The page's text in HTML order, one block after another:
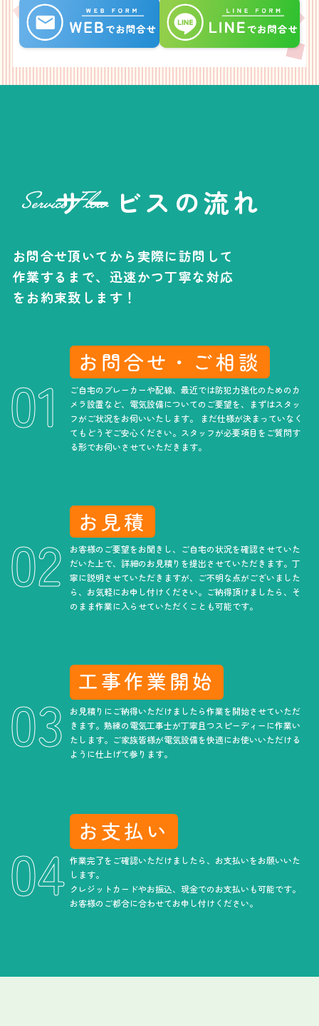
サービスの流れ
お問合せ頂いてから実際に訪問して
作業するまで、 迅速かつ丁寧な対応
をお約束致します！
お問合せ・ご相談
ご自宅のブレーカーや配線、最近では防犯力強化のためのカ
メラ設置など、電気設備についてのご要望を、まずはスタッ
フがご状況をお伺いいたします。 まだ仕様が決まっていなく
てもどうぞご安心ください。スタッフが必要項目をご質問す
る形でお伺いさせていただきます。
お見積
お客様のご要望をお聞きし、ご自宅の状況を確認させていた
だいた上で、詳細のお見積りを提出させていただきます。丁
寧に説明させていただきますが、ご不明な点がございました
ら、お気軽にお申し付けください。ご納得頂けましたら、そ
のまま作業に入らせていただくことも可能です。
工事作業開始
お見積りにご納得いただけましたら作業を開始させていただ
きます。熟練の電気工事士が丁寧且つスピーディーに作業い
たします。ご家族皆様が電気設備を快適にお使いいただける
ように仕上げて参ります。
お支払い
作業完了をご確認いただけましたら、お支払いをお願いいた
します。
クレジットカードやお振込、現金でのお支払いも可能です。
お客様のご都合に合わせてお申し付けください。